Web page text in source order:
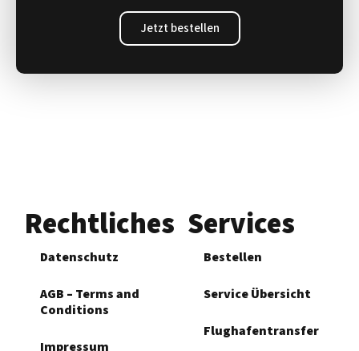
Jetzt bestellen
Rechtliches
Datenschutz
AGB – Terms and
Conditions
Impressum
Services
Bestellen
Service Übersicht
Flughafen­transfer